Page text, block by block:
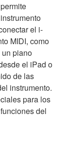
el i-
MIDI, como
un piano
el iPad o
de las
instrumento.
para los
del